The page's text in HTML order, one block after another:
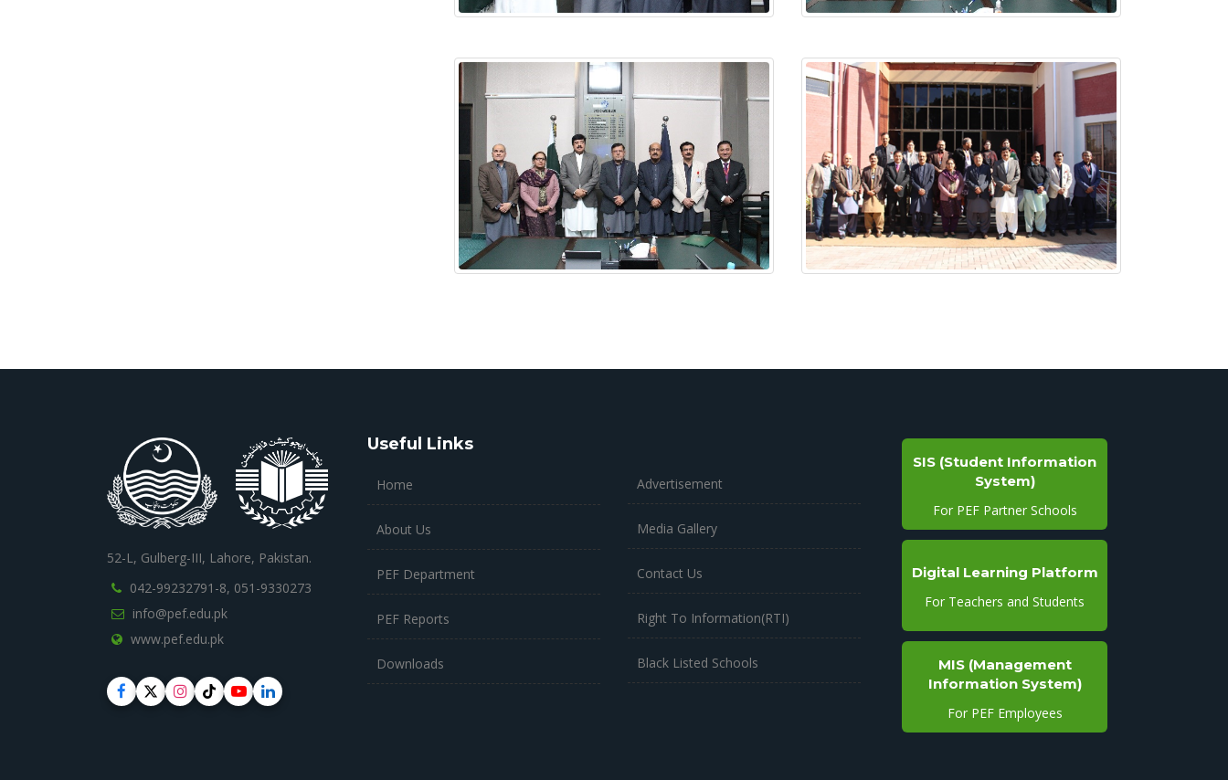
52-L, Gulberg-III, Lahore, Pakistan.
042-99232791-8, 051-9330273
info@pef.edu.pk
www.pef.edu.pk
Useful Links
Home
About Us
PEF Department
PEF Reports
Downloads
Advertisement
Media Gallery
Contact Us
Right To Information(RTI)
Black Listed Schools
SIS (Student Information
System)
For PEF Partner Schools
Digital Learning Platform
For Teachers and Students
MIS (Management
Information System)
For PEF Employees